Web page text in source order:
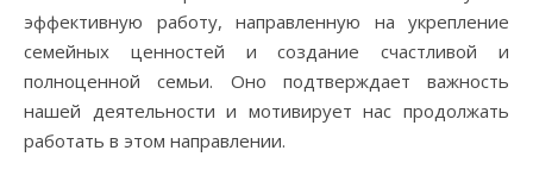
эффективную работу, направленную на укрепление
семейных ценностей и создание счастливой и
полноценной семьи. Оно подтверждает важность
нашей деятельности и мотивирует нас продолжать
работать в этом направлении.